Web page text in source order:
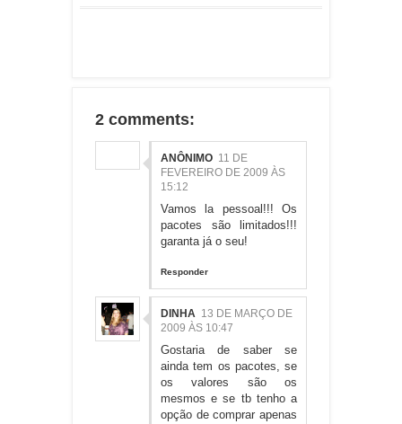
2 comments:
ANÔNIMO 11 DE
FEVEREIRO DE 2009 ÀS
15:12
Vamos la pessoal!!! Os
pacotes são limitados!!!
garanta já o seu!
Responder
DINHA 13 DE MARÇO DE
2009 ÀS 10:47
Gostaria de saber se
ainda tem os pacotes, se
os valores são os
mesmos e se tb tenho a
opção de comprar apenas